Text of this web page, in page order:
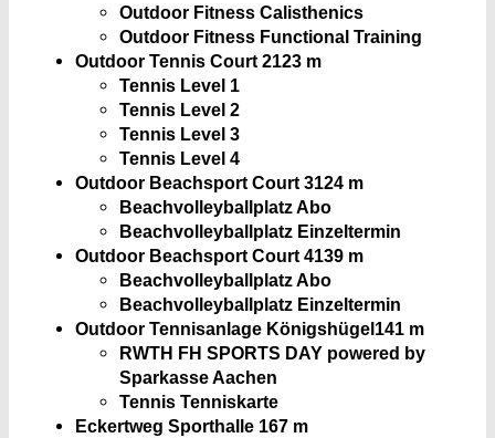
Outdoor Fitness Calisthenics
Outdoor Fitness Functional Training
Outdoor Tennis Court 2123 m
Tennis Level 1
Tennis Level 2
Tennis Level 3
Tennis Level 4
Outdoor Beachsport Court 3124 m
Beachvolleyballplatz Abo
Beachvolleyballplatz Einzeltermin
Outdoor Beachsport Court 4139 m
Beachvolleyballplatz Abo
Beachvolleyballplatz Einzeltermin
Outdoor Tennisanlage Königshügel141 m
RWTH FH SPORTS DAY powered by
Sparkasse Aachen
Tennis Tenniskarte
Eckertweg Sporthalle 167 m